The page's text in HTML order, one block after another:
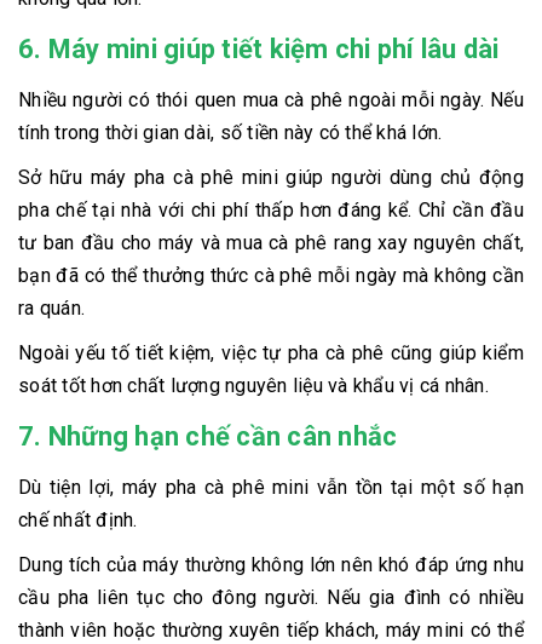
6. Máy mini giúp tiết kiệm chi phí lâu dài
Nhiều người có thói quen mua cà phê ngoài mỗi ngày. Nếu
tính trong thời gian dài, số tiền này có thể khá lớn.
Sở hữu máy pha cà phê mini giúp người dùng chủ động
pha chế tại nhà với chi phí thấp hơn đáng kể. Chỉ cần đầu
tư ban đầu cho máy và mua cà phê rang xay nguyên chất,
bạn đã có thể thưởng thức cà phê mỗi ngày mà không cần
ra quán.
Ngoài yếu tố tiết kiệm, việc tự pha cà phê cũng giúp kiểm
soát tốt hơn chất lượng nguyên liệu và khẩu vị cá nhân.
7. Những hạn chế cần cân nhắc
Dù tiện lợi, máy pha cà phê mini vẫn tồn tại một số hạn
chế nhất định.
Dung tích của máy thường không lớn nên khó đáp ứng nhu
cầu pha liên tục cho đông người. Nếu gia đình có nhiều
thành viên hoặc thường xuyên tiếp khách, máy mini có thể